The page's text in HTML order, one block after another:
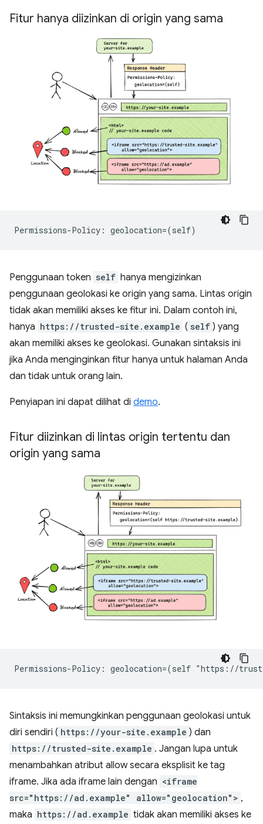
Fitur hanya diizinkan di origin yang sama
Penggunaan token self hanya mengizinkan
penggunaan geolokasi ke origin yang sama. Lintas origin
tidak akan memiliki akses ke fitur ini. Dalam contoh ini,
hanya https://trusted-site.example ( self ) yang
akan memiliki akses ke geolokasi. Gunakan sintaksis ini
jika Anda menginginkan fitur hanya untuk halaman Anda
dan tidak untuk orang lain.
Penyiapan ini dapat dilihat di demo.
Fitur diizinkan di lintas origin tertentu dan
origin yang sama
Sintaksis ini memungkinkan penggunaan geolokasi untuk
diri sendiri ( https://your-site.example ) dan
https://trusted-site.example . Jangan lupa untuk
menambahkan atribut allow secara eksplisit ke tag
iframe. Jika ada iframe lain dengan <iframe
src="https://ad.example" allow="geolocation"> ,
maka https://ad.example tidak akan memiliki akses ke